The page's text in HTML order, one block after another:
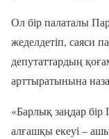
Ол бір палаталы
жеделдетіп, саяси
депутаттардың
арттыратынына
«Барлық заңдар
алғашқы екеуі –